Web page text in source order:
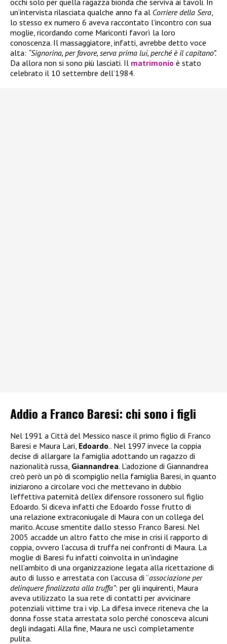
occhi solo per quella ragazza bionda che serviva ai tavoli. In
un’intervista rilasciata qualche anno fa al Corriere della Sera,
lo stesso ex numero 6 aveva raccontato l’incontro con sua
moglie, ricordando come Mariconti favorì la loro
conoscenza. Il massaggiatore, infatti, avrebbe detto voce
alta: “Signorina, per favore, serva prima lui, perché è il capitano”.
Da allora non si sono più lasciati. Il matrimonio è stato
celebrato il 10 settembre dell’1984.
Addio a Franco Baresi: chi sono i figli
Nel 1991 a Città del Messico nasce il primo figlio di Franco
Baresi e Maura Lari, Edoardo.. Nel 1997 invece la coppia
decise di allargare la famiglia adottando un ragazzo di
nazionalità russa, Giannandrea. L’adozione di Giannandrea
creò però un pò di scompiglio nella famiglia Baresi, in quanto
iniziarono a circolare voci che mettevano in dubbio
l’effettiva paternità dell’ex difensore rossonero sul figlio
Edoardo. Si diceva infatti che Edoardo fosse frutto di
una relazione extraconiugale di Maura con un collega del
marito. Accuse smentite dallo stesso Franco Baresi. Nel
2005 accadde un altro fatto che mise in crisi il rapporto di
coppia, ovvero l’accusa di truffa nei confronti di Maura. La
moglie di Baresi fu infatti coinvolta in un’indagine
nell’ambito di una organizzazione legata alla ricettazione di
auto di lusso e arrestata con l’accusa di “associazione per
delinquere finalizzata alla truffa”: per gli inquirenti, Maura
aveva utilizzato la sua rete di contatti per avvicinare
potenziali vittime tra i vip. La difesa invece riteneva che la
donna fosse stata arrestata solo perché conosceva alcuni
degli indagati. Alla fine, Maura ne uscì completamente
pulita.